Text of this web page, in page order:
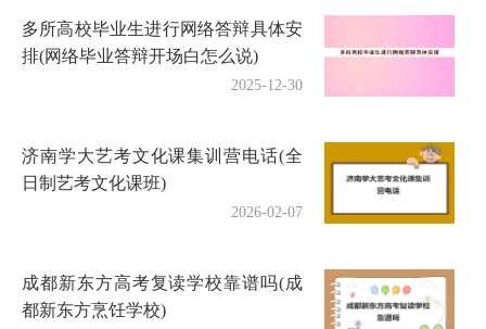
多所高校毕业生进行网络答辩具体安
排(网络毕业答辩开场白怎么说)
2025-12-30
济南学大艺考文化课集训营电话(全
日制艺考文化课班)
2026-02-07
成都新东方高考复读学校靠谱吗(成
都新东方烹饪学校)